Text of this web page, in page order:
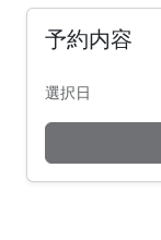
予約内容
選択日